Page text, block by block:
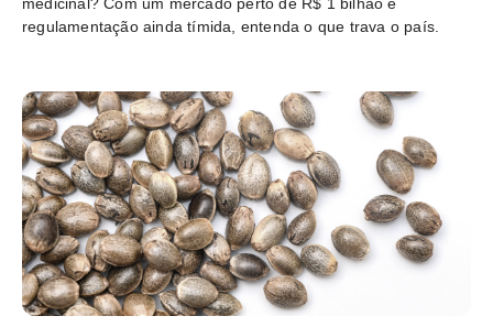
regulamentação ainda tímida, entenda o que trava o país.